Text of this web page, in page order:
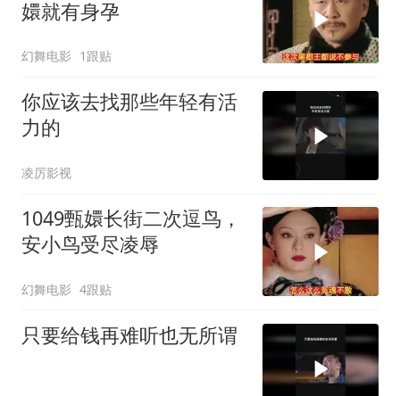
嬛就有身孕
幻舞电影 1跟贴
你应该去找那些年轻有活
力的
凌厉影视
1049甄嬛长街二次逗鸟，
安小鸟受尽凌辱
幻舞电影 4跟贴
只要给钱再难听也无所谓